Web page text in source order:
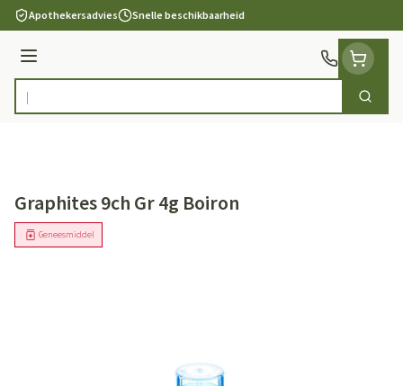
Ga naar de inhoud
Apothekersadvies Snelle beschikbaarheid
Menu
Product, merk, categorie... Zoek
Graphites 9ch Gr 4g Boiron
Geneesmiddel